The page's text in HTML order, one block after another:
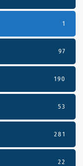
1
97
190
53
281
22